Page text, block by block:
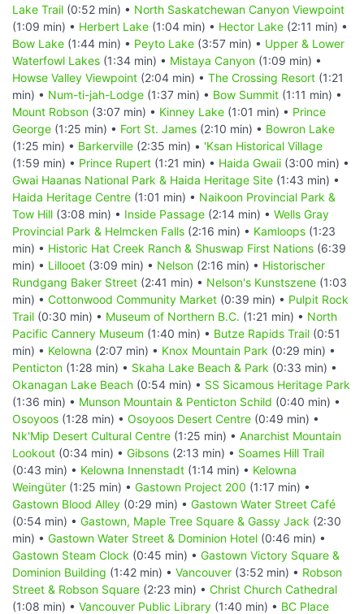
Lake Trail (0:52 min) • North Saskatchewan Canyon Viewpoint
(1:09 min) • Herbert Lake (1:04 min) • Hector Lake (2:11 min) •
Bow Lake (1:44 min) • Peyto Lake (3:57 min) • Upper & Lower
Waterfowl Lakes (1:34 min) • Mistaya Canyon (1:09 min) •
Howse Valley Viewpoint (2:04 min) • The Crossing Resort (1:21
min) • Num-ti-jah-Lodge (1:37 min) • Bow Summit (1:11 min) •
Mount Robson (3:07 min) • Kinney Lake (1:01 min) • Prince
George (1:25 min) • Fort St. James (2:10 min) • Bowron Lake
(1:25 min) • Barkerville (2:35 min) • 'Ksan Historical Village
(1:59 min) • Prince Rupert (1:21 min) • Haida Gwaii (3:00 min) •
Gwai Haanas National Park & Haida Heritage Site (1:43 min) •
Haida Heritage Centre (1:01 min) • Naikoon Provincial Park &
Tow Hill (3:08 min) • Inside Passage (2:14 min) • Wells Gray
Provincial Park & Helmcken Falls (2:16 min) • Kamloops (1:23
min) • Historic Hat Creek Ranch & Shuswap First Nations (6:39
min) • Lillooet (3:09 min) • Nelson (2:16 min) • Historischer
Rundgang Baker Street (2:41 min) • Nelson's Kunstszene (1:03
min) • Cottonwood Community Market (0:39 min) • Pulpit Rock
Trail (0:30 min) • Museum of Northern B.C. (1:21 min) • North
Pacific Cannery Museum (1:40 min) • Butze Rapids Trail (0:51
min) • Kelowna (2:07 min) • Knox Mountain Park (0:29 min) •
Penticton (1:28 min) • Skaha Lake Beach & Park (0:33 min) •
Okanagan Lake Beach (0:54 min) • SS Sicamous Heritage Park
(1:36 min) • Munson Mountain & Penticton Schild (0:40 min) •
Osoyoos (1:28 min) • Osoyoos Desert Centre (0:49 min) •
Nk'Mip Desert Cultural Centre (1:25 min) • Anarchist Mountain
Lookout (0:34 min) • Gibsons (2:13 min) • Soames Hill Trail
(0:43 min) • Kelowna Innenstadt (1:14 min) • Kelowna
Weingüter (1:25 min) • Gastown Project 200 (1:17 min) •
Gastown Blood Alley (0:29 min) • Gastown Water Street Café
(0:54 min) • Gastown, Maple Tree Square & Gassy Jack (2:30
min) • Gastown Water Street & Dominion Hotel (0:46 min) •
Gastown Steam Clock (0:45 min) • Gastown Victory Square &
Dominion Building (1:42 min) • Vancouver (3:52 min) • Robson
Street & Robson Square (2:23 min) • Christ Church Cathedral
(1:08 min) • Vancouver Public Library (1:40 min) • BC Place